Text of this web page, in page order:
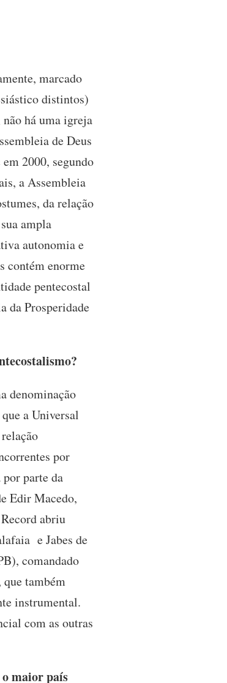
marcado
distintos)
há uma igreja
de Deus
2000, segundo
a Assembleia
da relação
ampla
autonomia e
contém enorme
pentecostal
da Prosperidade
denominação
a Universal
por
parte da
Edir Macedo,
abriu
e Jabes de
comandado
também
instrumental.
com as outras
maior país